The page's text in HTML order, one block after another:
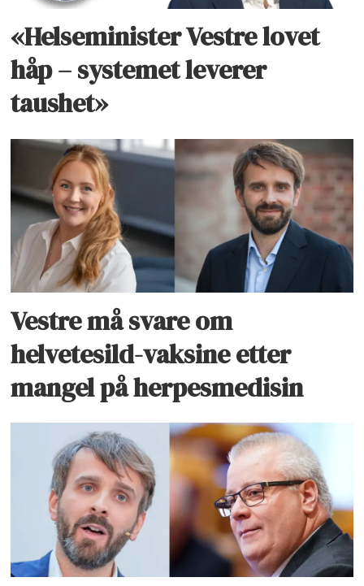
«Helseminister Vestre lovet
håp – systemet leverer
taushet»
Vestre må svare om
helvetesild-vaksine etter
mangel på herpesmedisin